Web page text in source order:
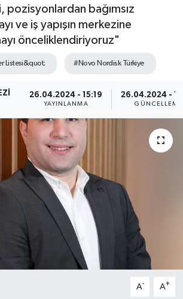
bağımsız
ve iş yapışın merkezine
önceliklendiriyoruz"
Listesi&quot; #Novo Nordisk Türkiye
26.04.2024 - 15:19
YAYINLANMA
26.04.2024 -
GÜNCELLEME
A- A+